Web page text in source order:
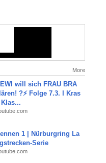
More
will sich FRAU BRA
?⚡️ Folge 7.3. I Kras
1 | Nürburgring La
Serie